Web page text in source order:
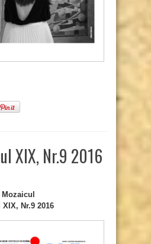
XIX, Nr.9 2016
Mozaicul
Nr.9 2016